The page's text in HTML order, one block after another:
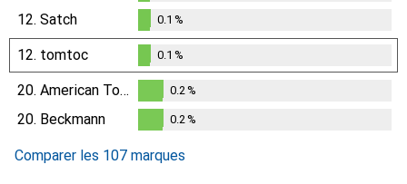
%
12. Satch
0.1%
0.1 %
12. tomtoc
0.1%
0.1 %
20. American Tourister
0.2%
0.2 %
20. Beckmann 0.2 %
Comparer les 107 marques